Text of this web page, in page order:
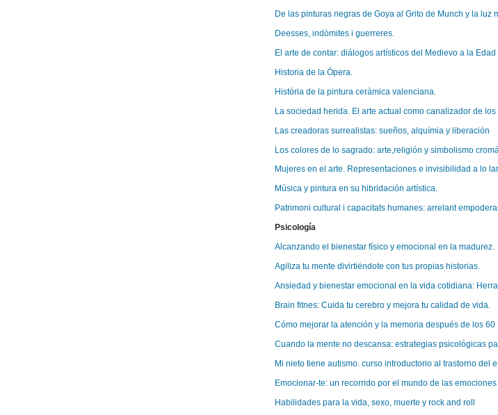
De las pinturas negras de Goya al Grito de Munch y la luz
Deesses, indòmites i guerreres.
El arte de contar: diálogos artísticos del Medievo a la Edad
Historia de la Ópera.
Història de la pintura ceràmica valenciana.
La sociedad herida. El arte actual como canalizador de
Las creadoras surrealistas: sueños, alquímia y liberación
Los colores de lo sagrado: arte,religión y simbolismo
Mujeres en el arte. Representaciones e invisibilidad a lo
Música y pintura en su hibridación artística.
Patrimoni cultural i capacitats humanes: arrelant
Psicología
Alcanzando el bienestar físico y emocional en la madurez.
Agiliza tu mente divirtiéndote con tus propias historias.
Ansiedad y bienestar emocional en la vida cotidiana:
Brain fitnes: Cuida tu cerebro y mejora tu calidad de vida.
Cómo mejorar la atención y la memoria después de los 60
Cuando la mente no descansa: estrategias psicológicas
Mi nieto tiene autismo. curso introductorio al trastorno
Emocionar-te: un recorrido por el mundo de las
Habilidades para la vida, sexo, muerte y rock and roll